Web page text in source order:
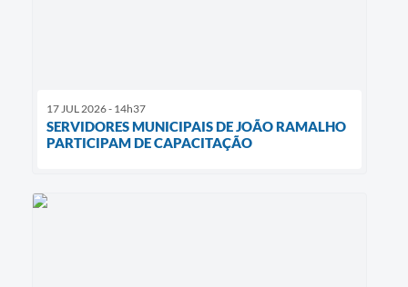
17 JUL 2026 - 14h37
SERVIDORES MUNICIPAIS DE JOÃO RAMALHO
PARTICIPAM DE CAPACITAÇÃO